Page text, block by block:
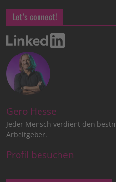
Let’s connect!
Gero Hesse
Jeder Mensch verdient den
Arbeitgeber.
Profil besuchen